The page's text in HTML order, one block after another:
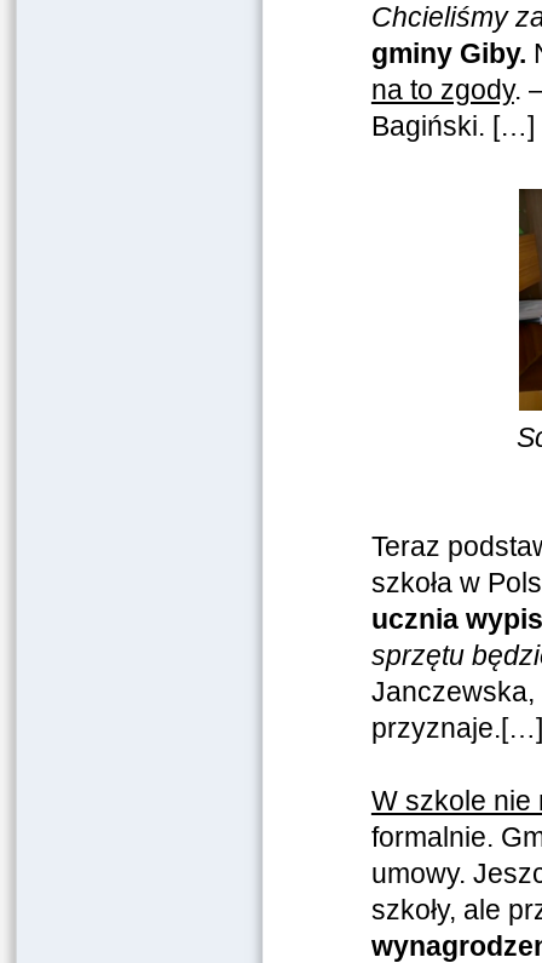
Chcieliśmy
gminy Giby.
na to zgody.
Bagiński. […]
Teraz
szkoła w
ucznia
sprzętu
Janczewska,
przyznaje.[…]
W szkole nie
formalnie.
umowy.
szkoły, ale